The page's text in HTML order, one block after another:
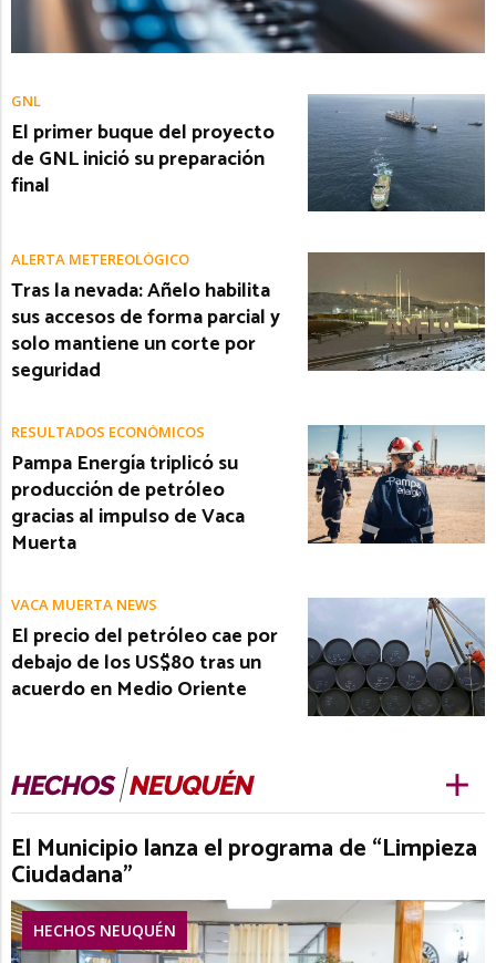
GNL
El primer buque del proyecto
de GNL inició su preparación
final
ALERTA METEREOLÓGICO
Tras la nevada: Añelo habilita
sus accesos de forma parcial y
solo mantiene un corte por
seguridad
RESULTADOS ECONÓMICOS
Pampa Energía triplicó su
producción de petróleo
gracias al impulso de Vaca
Muerta
VACA MUERTA NEWS
El precio del petróleo cae por
debajo de los US$80 tras un
acuerdo en Medio Oriente
El Municipio lanza el programa de “Limpieza
Ciudadana”
HECHOS NEUQUÉN